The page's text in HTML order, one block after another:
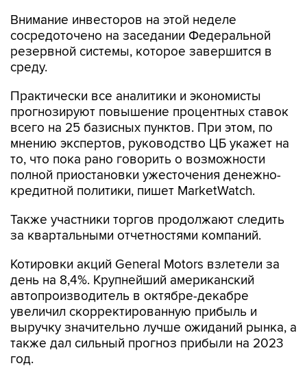
Внимание инвесторов на этой неделе
сосредоточено на заседании Федеральной
резервной системы, которое завершится в
среду.
Практически все аналитики и экономисты
прогнозируют повышение процентных ставок
всего на 25 базисных пунктов. При этом, по
мнению экспертов, руководство ЦБ укажет на
то, что пока рано говорить о возможности
полной приостановки ужесточения денежно-
кредитной политики, пишет MarketWatch.
Также участники торгов продолжают следить
за квартальными отчетностями компаний.
Котировки акций General Motors взлетели за
день на 8,4%. Крупнейший американский
автопроизводитель в октябре-декабре
увеличил скорректированную прибыль и
выручку значительно лучше ожиданий рынка, а
также дал сильный прогноз прибыли на 2023
год.